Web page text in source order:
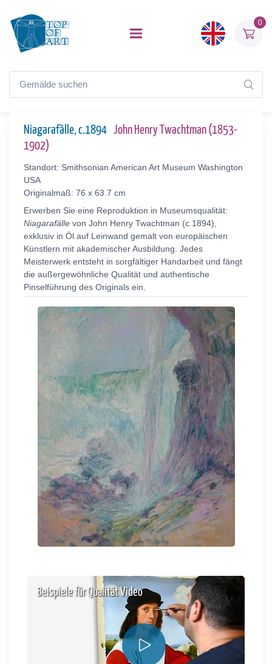
0
Niagarafälle, c.1894 John Henry Twachtman (1853-
1902)
Standort: Smithsonian American Art Museum Washington
USA
Originalmaß: 76 x 63.7 cm
Erwerben Sie eine Reproduktion in Museumsqualität:
Niagarafälle von John Henry Twachtman (c.1894),
exklusiv in Öl auf Leinwand gemalt von europäischen
Künstlern mit akademischer Ausbildung. Jedes
Meisterwerk entsteht in sorgfältiger Handarbeit und fängt
die außergewöhnliche Qualität und authentische
Pinselführung des Originals ein.
Beispiele für Qualität Video